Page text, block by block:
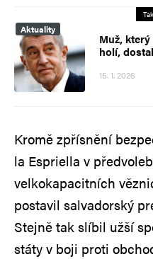
Aktuality
Muž,
holí,
15. 1. 2026
Kromě zpřísnění
la Espriella v
velkokapacitních
postavil salvadorský
Stejně tak slíbil užší
státy v boji proti